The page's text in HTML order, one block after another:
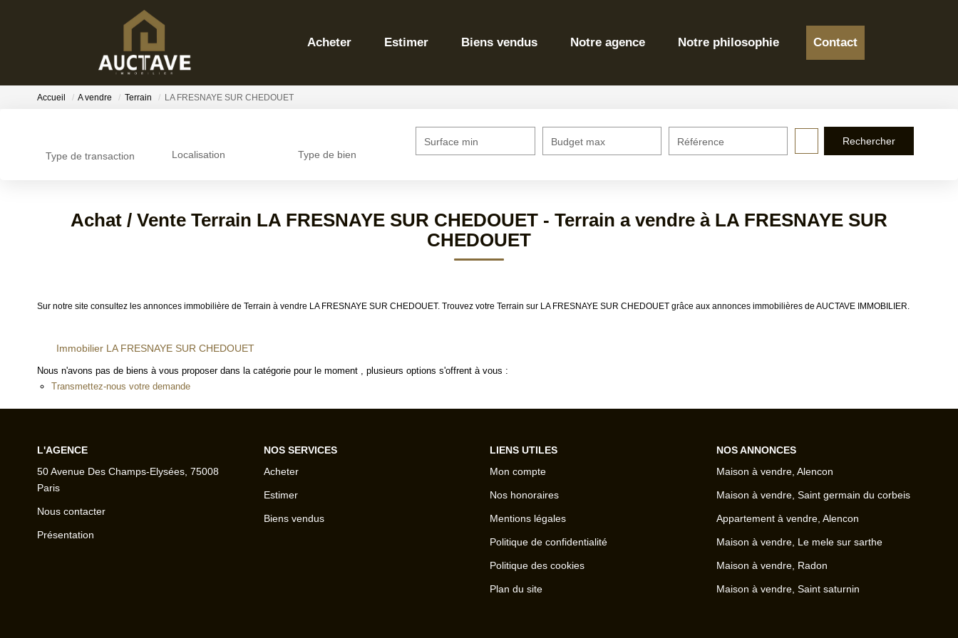
Acheter Estimer Biens vendus Notre agence Notre philosophie Contact
Accueil A vendre Terrain LA FRESNAYE SUR CHEDOUET
Surface min Budget max Référence
Achat / Vente Terrain LA FRESNAYE SUR CHEDOUET - Terrain a vendre à LA FRESNAYE SUR
CHEDOUET
Sur notre site consultez les annonces immobilière de Terrain à vendre LA FRESNAYE SUR CHEDOUET. Trouvez votre Terrain sur LA FRESNAYE SUR CHEDOUET grâce aux annonces immobilières de AUCTAVE IMMOBILIER.
Immobilier LA FRESNAYE SUR CHEDOUET
Nous n'avons pas de biens à vous proposer dans la catégorie pour le moment , plusieurs options s'offrent à vous :
Transmettez-nous votre demande
L'AGENCE
50 Avenue Des Champs-Elysées, 75008
Paris
Nous contacter
Présentation
NOS SERVICES
Acheter
Estimer
Biens vendus
LIENS UTILES
Mon compte
Nos honoraires
Mentions légales
Politique de confidentialité
Politique des cookies
Plan du site
NOS ANNONCES
Maison à vendre, Alencon
Maison à vendre, Saint germain du corbeis
Appartement à vendre, Alencon
Maison à vendre, Le mele sur sarthe
Maison à vendre, Radon
Maison à vendre, Saint saturnin